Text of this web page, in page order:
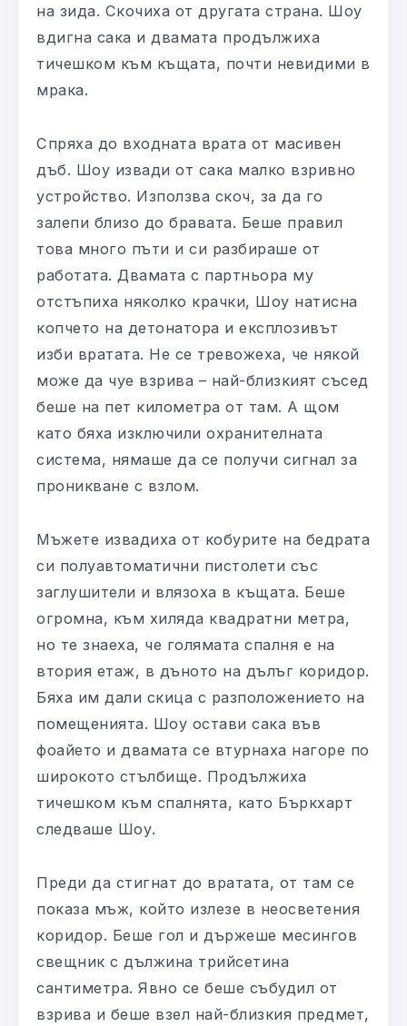
на зида. Скочиха от другата страна. Шоу
вдигна сака и двамата продължиха
тичешком към къщата, почти невидими в
мрака.
Спряха до входната врата от масивен
дъб. Шоу извади от сака малко взривно
устройство. Използва скоч, за да го
залепи близо до бравата. Беше правил
това много пъти и си разбираше от
работата. Двамата с партньора му
отстъпиха няколко крачки, Шоу натисна
копчето на детонатора и експлозивът
изби вратата. Не се тревожеха, че някой
може да чуе взрива – най-близкият съсед
беше на пет километра от там. А щом
като бяха изключили охранителната
система, нямаше да се получи сигнал за
проникване с взлом.
Мъжете извадиха от кобурите на бедрата
си полуавтоматични пистолети със
заглушители и влязоха в къщата. Беше
огромна, към хиляда квадратни метра,
но те знаеха, че голямата спалня е на
втория етаж, в дъното на дълъг коридор.
Бяха им дали скица с разположението на
помещенията. Шоу остави сака във
фоайето и двамата се втурнаха нагоре по
широкото стълбище. Продължиха
тичешком към спалнята, като Бъркхарт
следваше Шоу.
Преди да стигнат до вратата, от там се
показа мъж, който излезе в неосветения
коридор. Беше гол и държеше месингов
свещник с дължина трийсетина
сантиметра. Явно се беше събудил от
взрива и беше взел най-близкия предмет,